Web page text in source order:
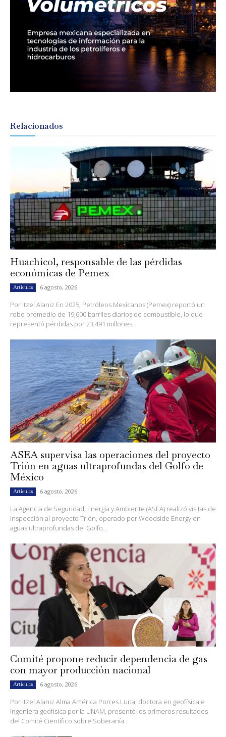
Relacionados
Huachicol, responsable de las pérdidas
económicas de Pemex
Artículos 6 agosto, 2026
Por Itzel Alaniz En 2025, Petróleos Mexicanos (Pemex) reportó un
robo promedio de 19,600 barriles diarios de combustible, lo que
representó pérdidas por 23,491 millones...
ASEA supervisa las operaciones del proyecto
Trión en aguas ultraprofundas del Golfo de
México
Artículos 6 agosto, 2026
La Agencia de Seguridad, Energía y Ambiente (ASEA) realizó visitas de
inspección al proyecto Trión, operado por Woodside Energy en
aguas ultraprofundas del Golfo...
Comité propone reducir dependencia de gas
con mayor producción nacional
Artículos 6 agosto, 2026
Por Itzel Alaniz Alma América Porres Luna, doctora en geofísica e
ingeniera geofísica por la UNAM, presentó los primeros resultados
del Comité Científico sobre Soberanía...